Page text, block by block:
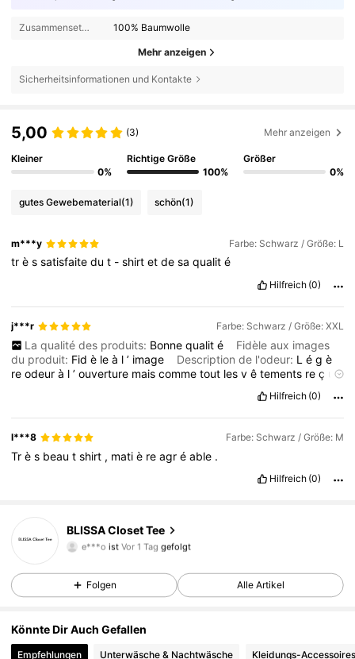
Zusammensetzung: 100% Baumwolle
Mehr anzeigen
Sicherheitsinformationen und Kontakte
5,00 (3) Mehr anzeigen
Kleiner
0%
Richtige Größe
100%
Größer
0%
gutes Gewebematerial(1) schön(1)
m***y Farbe: Schwarz / Größe: L
trèssatisfaitedut -shirtetdesaqualité
Hilfreich (0)
j***r Farbe: Schwarz / Größe: XXL
La qualité des produits: Bonne qualit é
Fidèle aux images
du produit: Fidè leà l’ image Description de l'odeur: Légè
reodeurà l’ouverture maiscommetout lesvêtements reç u
galement
Adapter:Acheterpourresteràlamaisonetestparfaitement
adapterà cette pour être aiseet c
’
est lecasmais plusbeaucoupplus
grandetlong
Hilfreich (0)
l***8 Farbe: Schwarz / Größe: M
Très beautshirt , matiè reagréable .
Hilfreich (0)
BLISSA Closet Tee
4,85
11 Follower
e***o ist Vor 1 Tag gefolgt
4,85 11 Follower
4,85 11 Follower
Folgen Alle Artikel
Könnte Dir Auch Gefallen
Empfehlungen Unterwäsche & Nachtwäsche Kleidungs-Accessoires